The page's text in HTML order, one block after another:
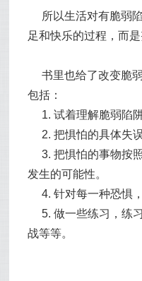
所以生活对有脆弱
足和快乐的过程，而
书里也给了改变脆
包括：
1. 试着理解脆弱陷
2. 把惧怕的具体失
3. 把惧怕的事物按
发生的可能性。
4. 针对每一种恐惧
5. 做一些练习，练
战等等。